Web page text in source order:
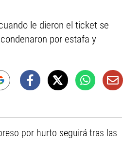
le dieron el ticket se
por estafa y
por hurto seguirá tras las